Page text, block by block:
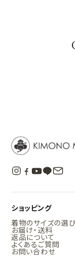
ショッピング
着物のサイズの選
お届け・送料
返品について
よくあるご質問
お問い合わせ